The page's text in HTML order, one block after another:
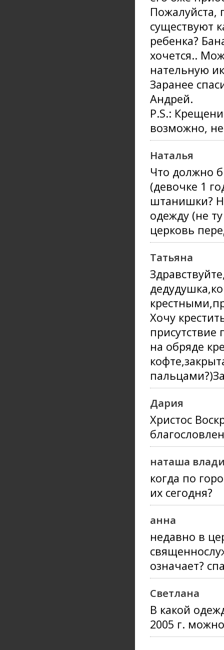
Пожалуйста,
существуют
ребенка?
хочется..
нательную
Заранее
Андрей.
P.S.:
возможно,
Наталья
Что должно
(девочке 1
штанишки?
одежду (не
церковь
Татьяна
Хочу
на обряде
Дария
Христос
наташа
когда по
их сегодня?
анна
недавно в
означает?
Светлана
В какой
2005 г.